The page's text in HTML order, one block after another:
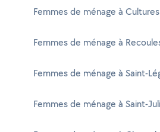
Femmes de ménage à Cultures
Femmes de ménage à
Femmes de ménage à Saint-
Femmes de ménage à Saint-